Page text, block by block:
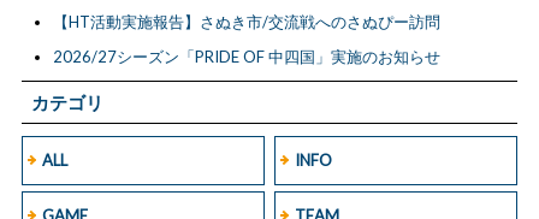
カテゴリ
ALL INFO
GAME TEAM
【HT活動実施報告】さぬき市/交流戦へのさぬぴー訪問
2026/27シーズン「PRIDE OF 中四国」実施のお知らせ